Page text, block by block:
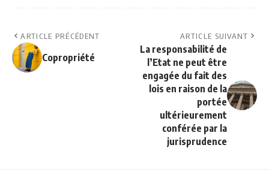
ARTICLE PRÉCÉDENT
Copropriété
ARTICLE SUIVANT
La responsabilité de
l’Etat ne peut être
engagée du fait des
lois en raison de la
portée
ultérieurement
conférée par la
jurisprudence